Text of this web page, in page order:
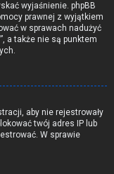
wyjaśnienie. phpBB
prawnej z wyjątkiem
w sprawach nadużyć
a także nie są punktem
aby nie rejestrowały
twój adres IP lub
W sprawie